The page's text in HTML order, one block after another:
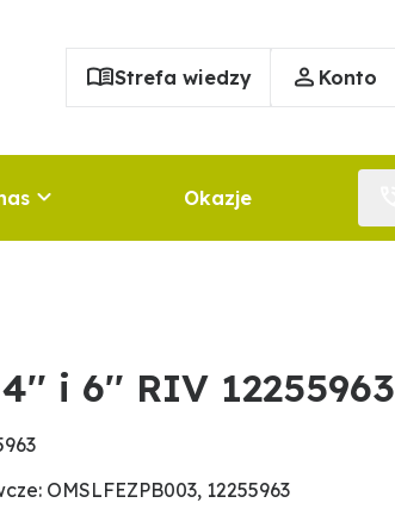
Strefa wiedzy Konto
Okazje
i 6'' RIV 12255963
OMSLFEZPB003, 12255963